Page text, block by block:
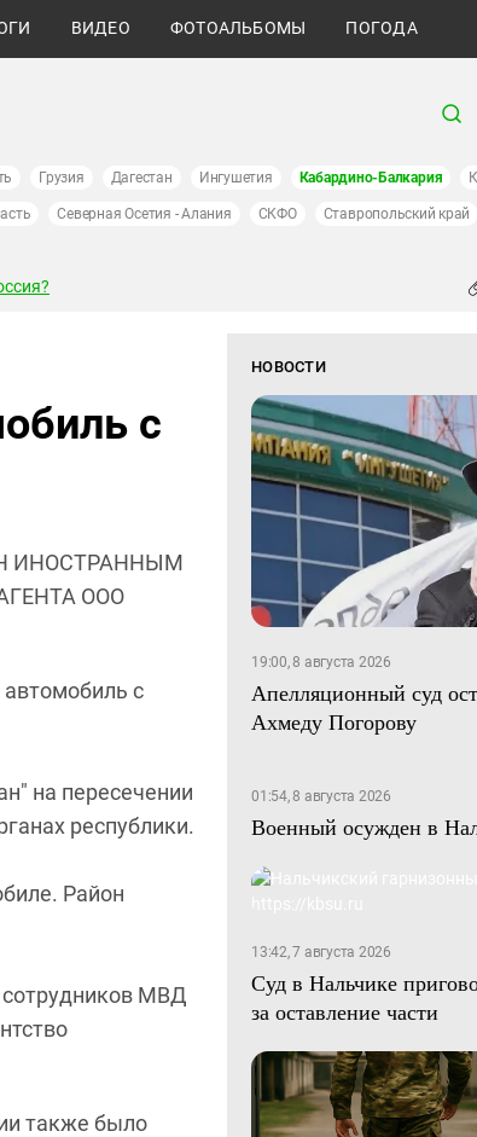
ВИДЕО ФОТОАЛЬБОМЫ ПОГОДА
Грузия Дагестан Ингушетия Кабардино-Балкария
Северная Осетия - Алания СКФО Ставропольский край
с
ИНОСТРАННЫМ
ООО
с
на пересечении
республики.
Район
сотрудников МВД
также было
НОВОСТИ
19:00, 8 августа 2026
Апелляционный суд
Ахмеду Погорову
01:54, 8 августа 2026
Военный осужден в
13:42, 7 августа 2026
Суд в Нальчике
за оставление части